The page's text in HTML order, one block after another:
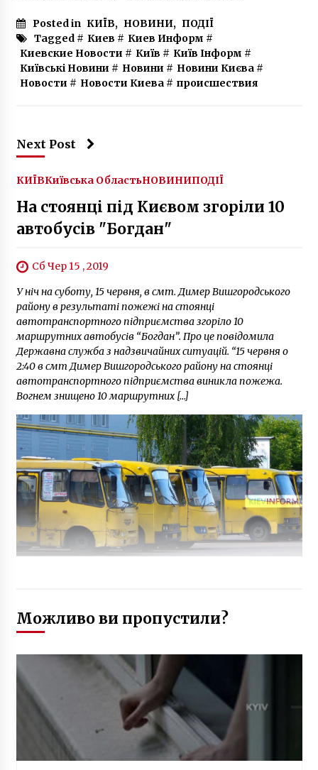
На заводі в Києві – вибух, є постраждалі
6 років ago
Учасникам АТО виділили 35 квартир у Києві
кидали каміння в інспекторів КМДА
Posted in КИЇВ, НОВИНИ, ПОДІЇ
Tagged # Киев # Киев Информ #
Киевские Новости # Київ # Київ Інформ #
Київські Новини # Новини # Новини Києва#
Новости # Новости Киева# происшествия
Next Post
КИЇВКиївська ОбластьНОВИНИПОДІЇ
На стоянці під Києвом згоріли 10
автобусів "Богдан"
Сб Чер 15 , 2019
У ніч на суботу, 15 червня, в смт. Димер Вишгородського
району в результаті пожежі на стоянці
автотранспортного підприємства згоріло 10
маршрутних автобусів “Богдан”. Про це повідомила
Державна служба з надзвичайних ситуацій. “15 червня о
2:40 в смт Димер Вишгородського району на стоянці
автотранспортного підприємства виникла пожежа.
Вогнем знищено 10 маршрутних […]
Можливо ви пропустили?